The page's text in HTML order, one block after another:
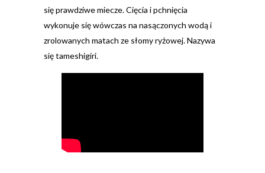
się prawdziwe miecze. Cięcia i pchnięcia
wykonuje się wówczas na nasączonych wodą i
zrolowanych matach ze słomy ryżowej. Nazywa
się tameshigiri.